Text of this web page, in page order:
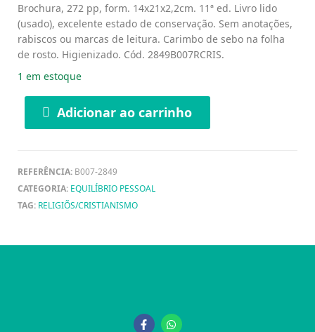
Brochura, 272 pp, form. 14x21x2,2cm. 11ª ed. Livro lido
(usado), excelente estado de conservação. Sem anotações,
rabiscos ou marcas de leitura. Carimbo de sebo na folha
de rosto. Higienizado. Cód. 2849B007RCRIS.
1 em estoque
Adicionar ao carrinho
REFERÊNCIA: B007-2849
CATEGORIA: EQUILÍBRIO PESSOAL
TAG: RELIGIÕS/CRISTIANISMO